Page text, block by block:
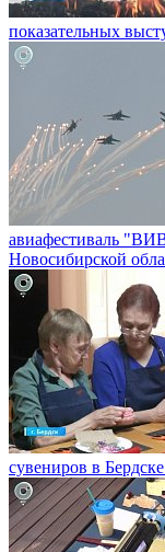
показательных
авиафестиваль
Новосибирской
сувениров в